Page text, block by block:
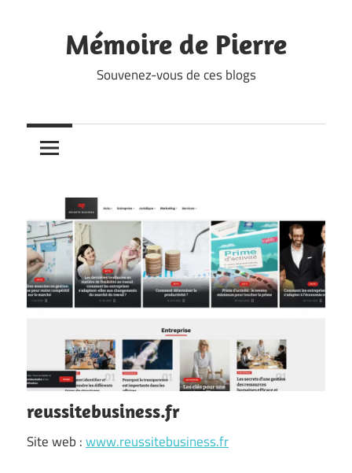
contentMémoire de Pierre
Souvenez-vous de ces blogs
reussitebusiness.fr
Site web :www.reussitebusiness.fr